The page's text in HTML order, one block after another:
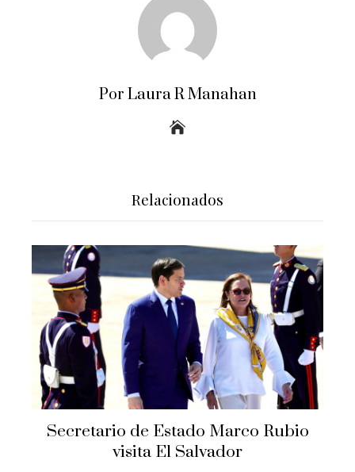
Por Laura R Manahan
Relacionados
Secretario de Estado Marco Rubio
visita El Salvador